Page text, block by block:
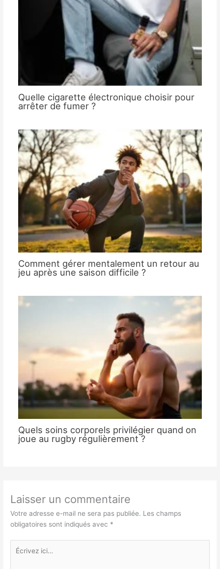
Quelle cigarette électronique choisir pour
arrêter de fumer ?
Comment gérer mentalement un retour au
jeu après une saison difficile ?
Quels soins corporels privilégier quand on
joue au rugby régulièrement ?
Laisser un commentaire
Votre adresse e-mail ne sera pas publiée. Les champs
obligatoires sont indiqués avec *
Écrivez
ici…